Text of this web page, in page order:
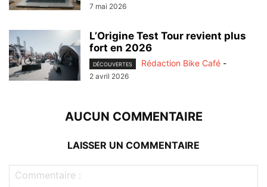
7 mai 2026
L’Origine Test Tour revient plus
fort en 2026
DÉCOUVERTES Rédaction Bike Café -
2 avril 2026
AUCUN COMMENTAIRE
LAISSER UN COMMENTAIRE